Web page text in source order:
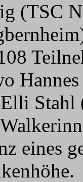
(TSC
Stahl
eines